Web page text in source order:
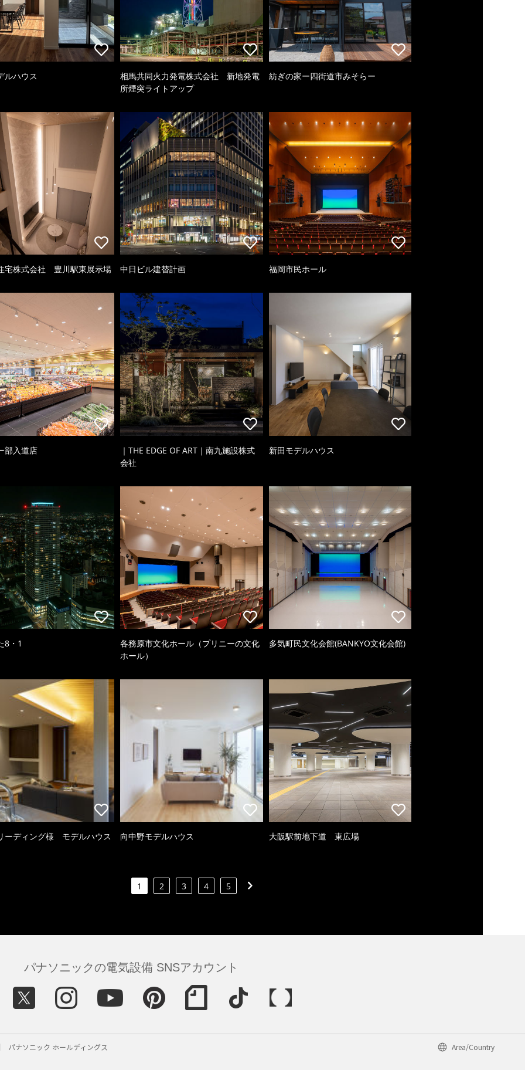
ルハウス
相馬共同火力発電株式会社 新地発電
所煙突ライトアップ
紡ぎの家ー四街道市みそらー
宅株式会社 豊川駅東展示場 中日ビル建替計画 福岡市民ホール
部入道店
｜THE EDGE OF ART｜南九施設株式
会社
新田モデルハウス
8・1
各務原市文化ホール（プリニーの文化
ホール）
多気町民文化会館(BANKYO文化会館)
ーディング様 モデルハウス 向中野モデルハウス 大阪駅前地下道 東広場
1 2 3 4 5
パナソニックの電気設備 SNSアカウント
パナソニック ホールディングス Area/Country